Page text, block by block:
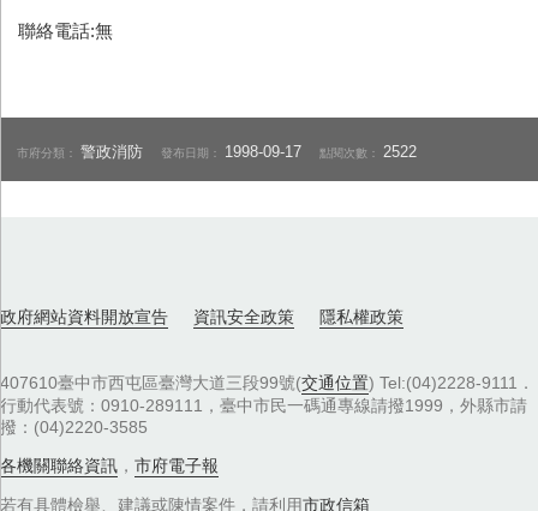
聯絡電話:無
市府分類：警政消防 發布日期： 1998-09-17 點閱次數： 2522
政府網站資料開放宣告 資訊安全政策 隱私權政策
407610臺中市西屯區臺灣大道三段99號(交通位置) Tel:(04)2228-9111．
行動代表號：0910-289111，臺中市民一碼通專線請撥1999，外縣市請
撥：(04)2220-3585
各機關聯絡資訊 ， 市府電子報
若有具體檢舉、建議或陳情案件，請利用市政信箱